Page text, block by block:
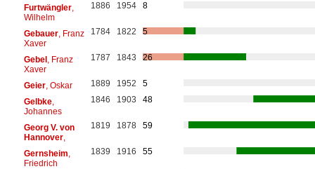
Furtwängler,
Wilhelm
1886 1954 8
Gebauer, Franz
Xaver
1784 1822 5
Gebel, Franz
Xaver
1787 1843 26
Geier, Oskar 1889 1952
5
Gelbke,
Johannes
1846 1903 48
Georg V. von
Hannover,
1819 1878 59
Gernsheim
Friedrich
1839 1916 55